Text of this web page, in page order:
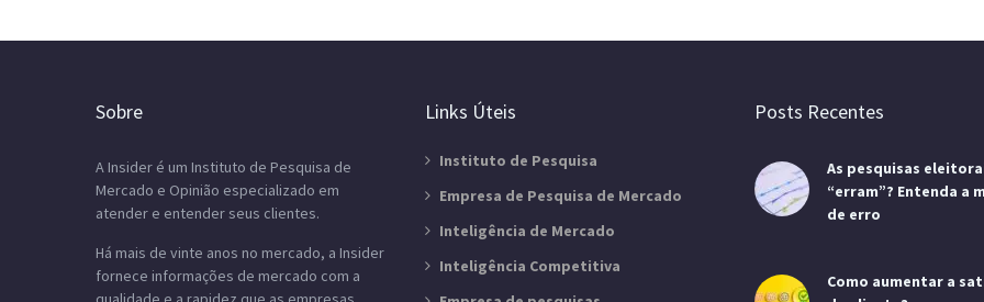
Como entender o comportamento
com dados? Veja como analisar informações e
tomar decisões mais estratégicas ao longo deste
conteúdo!
Como fazer a análise de concorrência? No artigo,
a Insider apresenta 8 passos importantes para
você garantir bons resultados!
Sobre
A Insider é um Instituto de Pesquisa de
Mercado e Opinião especializado em
atender e entender seus clientes.
Há mais de vinte anos no mercado, a Insider
fornece informações de mercado com a
Links Úteis
Instituto de Pesquisa
Empresa de Pesquisa de Mercado
Inteligência de Mercado
Inteligência Competitiva
Posts Recentes
As pesquisas
“erram”? Entenda a
de erro
Como aumentar a